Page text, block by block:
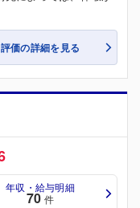
評価の詳細を見る
年収・給与明細
70 件